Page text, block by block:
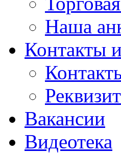
Наша
Контакты
Вакансии
Видеотека